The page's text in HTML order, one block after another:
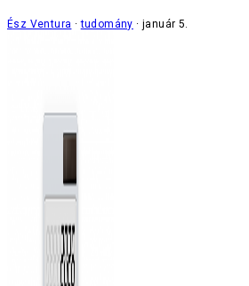
Ész Ventura tudomány január 5.